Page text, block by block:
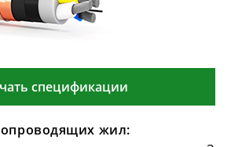
спецификации
жил: